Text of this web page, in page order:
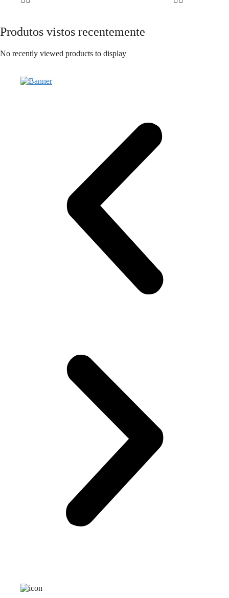
Produtos vistos recentemente
No recently viewed products to display